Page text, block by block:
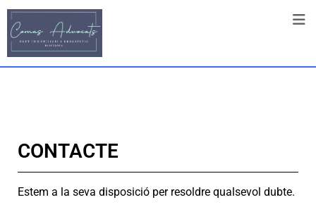
CONTACTE
Estem a la seva disposició per resoldre qualsevol dubte.